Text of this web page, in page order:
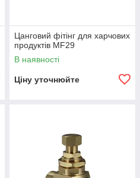
Цанговий фітінг для харчових
продуктів MF29
В наявності
Ціну уточнюйте